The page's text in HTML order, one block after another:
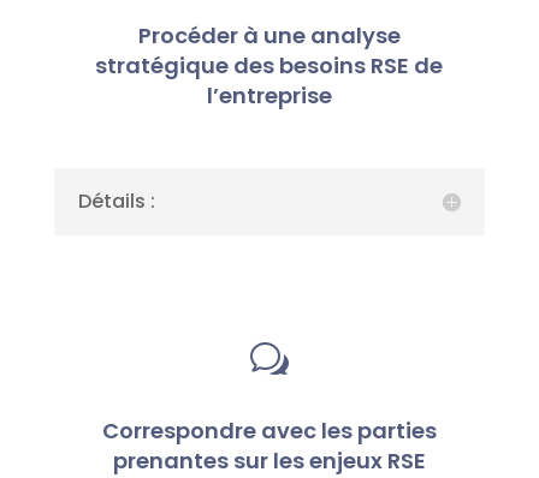
Procéder à une analyse
stratégique des besoins RSE de
l’entreprise
Détails :
w
Correspondre avec les parties
prenantes sur les enjeux RSE